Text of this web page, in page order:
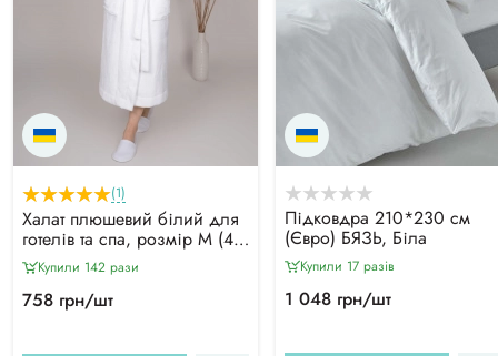
(1)
Халат плюшевий білий для
готелів та спа, розмір М (46-
48)Купили 142 рази
758 грн/шт
Підковдра 210*230 см
(Євро) БЯЗЬ, Біла
Купили 17 разiв
1 048 грн/шт